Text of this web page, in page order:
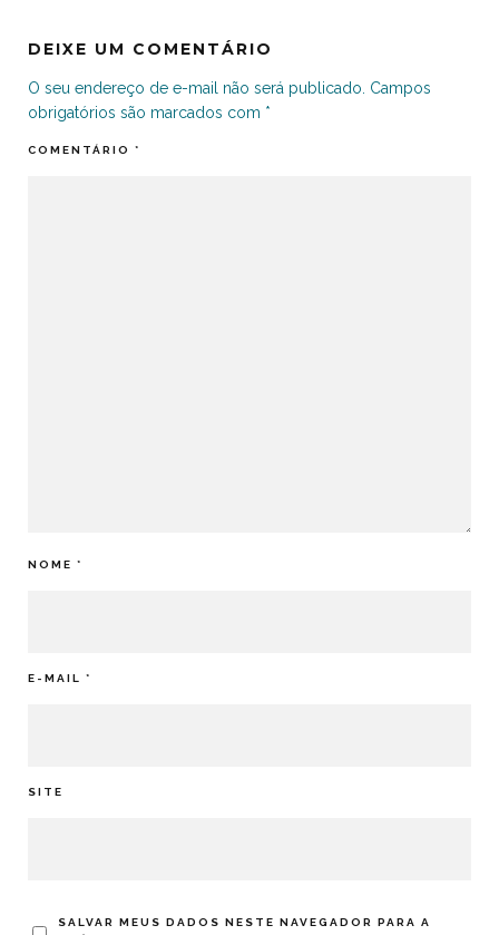
DEIXE UM COMENTÁRIO
O seu endereço de e-mail não será publicado. Campos
obrigatórios são marcados com *
COMENTÁRIO *
NOME *
E-MAIL *
SITE
SALVAR MEUS DADOS NESTE NAVEGADOR PARA A